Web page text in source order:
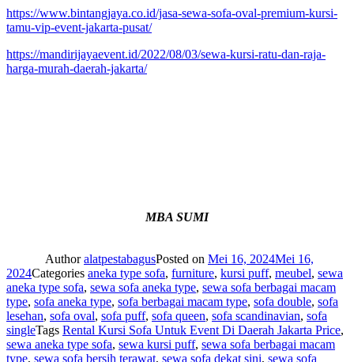
https://www.bintangjaya.co.id/jasa-sewa-sofa-oval-premium-kursi-
tamu-vip-event-jakarta-pusat/
https://mandirijayaevent.id/2022/08/03/sewa-kursi-ratu-dan-raja-
harga-murah-daerah-jakarta/
MBA SUMI
AuthoralatpestabagusPosted on Mei 16, 2024Mei 16,
2024Categories aneka type sofa, furniture, kursi puff, meubel, sewa
aneka type sofa, sewa sofa aneka type, sewa sofa berbagai macam
type, sofa aneka type, sofa berbagai macam type, sofa double, sofa
lesehan, sofa oval, sofa puff, sofa queen, sofa scandinavian, sofa
singleTags Rental Kursi Sofa Untuk Event Di Daerah Jakarta Price,
sewa aneka type sofa, sewa kursi puff, sewa sofa berbagai macam
type, sewa sofa bersih terawat, sewa sofa dekat sini, sewa sofa